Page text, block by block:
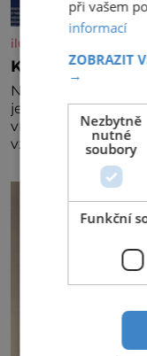
iluxus.cz
Král vín začíná
Největší český
jednadvacátém
vína. Ta vybírala
při vašem
informací
ZOBRAZIT
→
Nezbytně
nutné
soubory
Funkční